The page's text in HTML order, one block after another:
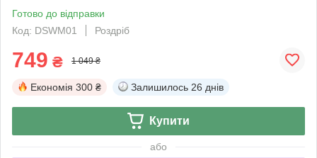
Готово до відправки
Код: DSWM01
Роздріб
749 ₴ 1 049 ₴
Економія 300 ₴ Залишилось 26 днів
Купити
або